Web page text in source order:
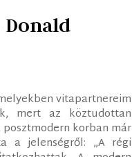
vitapartnereim
mert az köztudottan
korban már
a jelenségről: „A régi